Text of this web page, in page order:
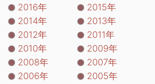
2016年
2015年
2014年
2013年
2012年
2011年
2010年
2009年
2008年
2007年
2006年
2005年